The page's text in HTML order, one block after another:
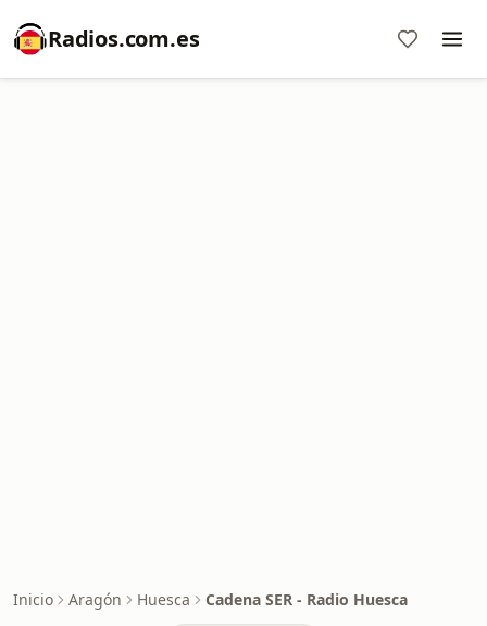
Radios.com.es
Inicio Aragón Huesca Cadena SER - Radio Huesca